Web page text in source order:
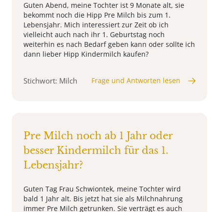
Guten Abend, meine Tochter ist 9 Monate alt, sie
bekommt noch die Hipp Pre Milch bis zum 1.
Lebensjahr. Mich interessiert zur Zeit ob ich
vielleicht auch nach ihr 1. Geburtstag noch
weiterhin es nach Bedarf geben kann oder sollte ich
dann lieber Hipp Kindermilch kaufen?
Stichwort: Milch Frage und Antworten lesen
Pre Milch noch ab 1 Jahr oder
besser Kindermilch für das 1.
Lebensjahr?
Guten Tag Frau Schwiontek, meine Tochter wird
bald 1 Jahr alt. Bis jetzt hat sie als Milchnahrung
immer Pre Milch getrunken. Sie verträgt es auch